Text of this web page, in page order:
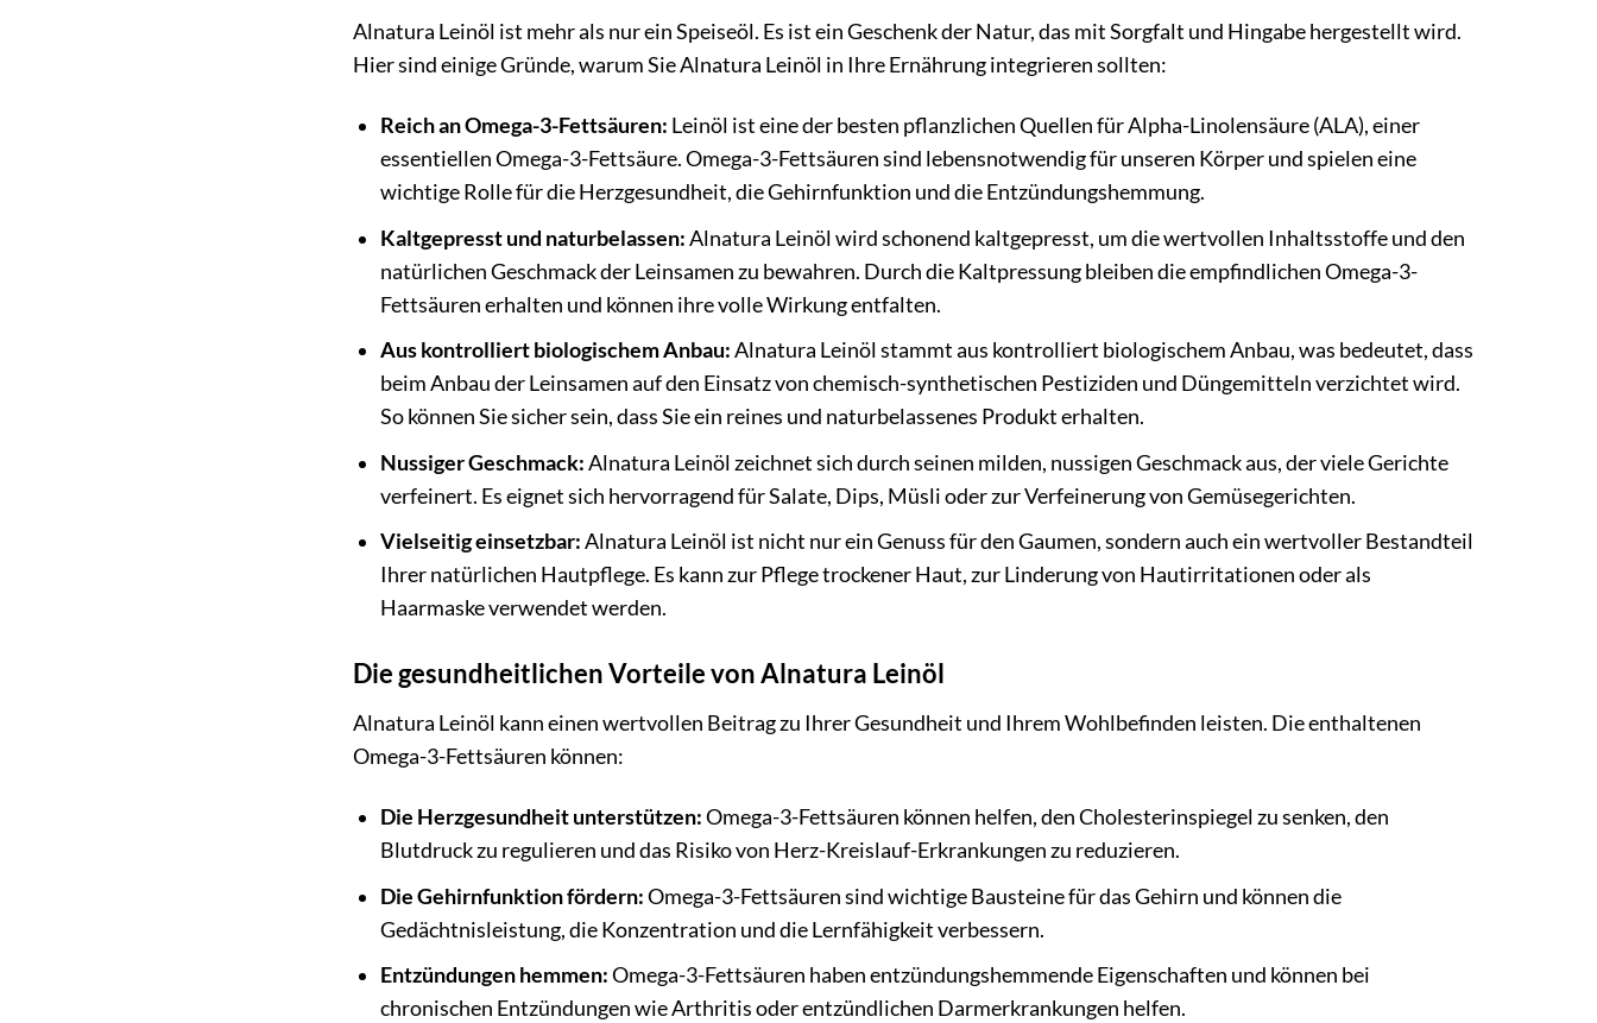
Alnatura Leinöl ist mehr als nur ein Speiseöl. Es ist ein Geschenk der Natur, das mit Sorgfalt und Hingabe hergestellt wird.
Hier sind einige Gründe, warum Sie Alnatura Leinöl in Ihre Ernährung integrieren sollten:
Reich an Omega-3-Fettsäuren: Leinöl ist eine der besten pflanzlichen Quellen für Alpha-Linolensäure (ALA), einer
essentiellen Omega-3-Fettsäure. Omega-3-Fettsäuren sind lebensnotwendig für unseren Körper und spielen eine
wichtige Rolle für die Herzgesundheit, die Gehirnfunktion und die Entzündungshemmung.
Kaltgepresst und naturbelassen:Alnatura Leinöl wird schonend kaltgepresst, um die wertvollen Inhaltsstoffe und den
natürlichen Geschmack der Leinsamen zu bewahren. Durch die Kaltpressung bleiben die empfindlichen Omega-3-
Fettsäuren erhalten und können ihre volle Wirkung entfalten.
Aus kontrolliert biologischem Anbau:Alnatura Leinöl stammt aus kontrolliert biologischem Anbau, was bedeutet, dass
beim Anbau der Leinsamen auf den Einsatz von chemisch-synthetischen Pestiziden und Düngemitteln verzichtet wird.
So können Sie sicher sein, dass Sie ein reines und naturbelassenes Produkt erhalten.
Nussiger Geschmack:Alnatura Leinöl zeichnet sich durch seinen milden, nussigen Geschmack aus, der viele Gerichte
verfeinert. Es eignet sich hervorragend für Salate, Dips, Müsli oder zur Verfeinerung von Gemüsegerichten.
Vielseitig einsetzbar:Alnatura Leinöl ist nicht nur ein Genuss für den Gaumen, sondern auch ein wertvoller Bestandteil
Ihrer natürlichen Hautpflege. Es kann zur Pflege trockener Haut, zur Linderung von Hautirritationen oder als
Haarmaske verwendet werden.
Die gesundheitlichen Vorteile von Alnatura Leinöl
Alnatura Leinöl kann einen wertvollen Beitrag zu Ihrer Gesundheit und Ihrem Wohlbefinden leisten. Die enthaltenen
Omega-3-Fettsäuren können:
Die Herzgesundheit unterstützen:Omega-3-Fettsäuren können helfen, den Cholesterinspiegel zu senken, den
Blutdruck zu regulieren und das Risiko von Herz-Kreislauf-Erkrankungen zu reduzieren.
Die Gehirnfunktion fördern:Omega-3-Fettsäuren sind wichtige Bausteine für das Gehirn und können die
Gedächtnisleistung, die Konzentration und die Lernfähigkeit verbessern.
Entzündungen hemmen:Omega-3-Fettsäuren haben entzündungshemmende Eigenschaften und können bei
chronischen Entzündungen wie Arthritis oder entzündlichen Darmerkrankungen helfen.